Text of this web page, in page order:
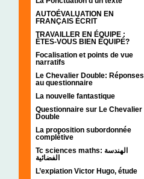
AUTOÉVALUATION EN
FRANÇAIS ÉCRIT
TRAVAILLER EN ÉQUIPE :
ÊTES-VOUS BIEN ÉQUIPÉ?
Focalisation et points de vue
narratifs
Le Chevalier Double: Réponses
au questionnaire
La nouvelle fantastique
Questionnaire sur Le Chevalier
Double
La proposition subordonnée
complétive
Tc sciences maths: الهندسة
الفضائية
L’expiation Victor Hugo, étude